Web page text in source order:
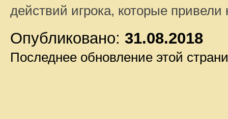
действий игрока, которые
Опубликовано: 31.08.2018
Последнее обновление этой